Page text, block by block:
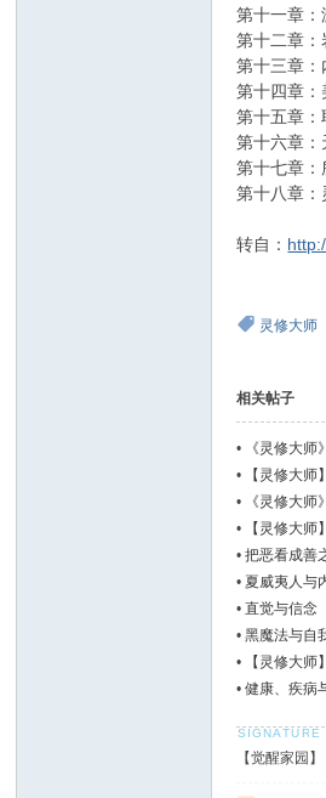
第十一章
第十二章
第十三章
第十四章
第十五章
第十六章
第十七章
第十八章
转自：
灵修大师
相关帖子
• 《灵修大师
•
【灵修大
•
《灵修大师
•
【灵修大
•把恶看成善
•夏威夷人与
•直觉与信念
•黑魔法与自
•
【灵修大
•健康、疾病
【觉醒家园